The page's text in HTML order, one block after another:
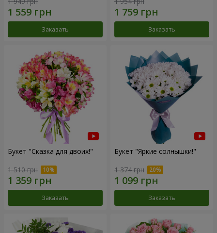
Заказать Заказать
Букет "Сказка для двоих!"
1 510 грн
Заказать
Букет "Яркие солнышки!"
1 374 грн
Заказать